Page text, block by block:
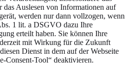
das Auslesen von Informationen auf
werden nur dann vollzogen, wenn
1 lit. a DSGVO dazu Ihre
erteilt haben. Sie können Ihre
mit Wirkung für die Zukunft
Dienst in dem auf der Webseite
Consent-Tool“ deaktivieren.